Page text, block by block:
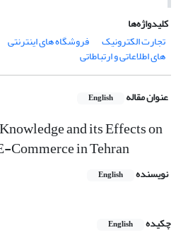
کلیدواژه‌ها
تجارت الکترونیک
فروشگاه های اینترنتی
های اطلاعاتی و ارتباطاتی
عنوان مقاله English
and its Effects on
Commerce in Tehran
نویسنده English
چکیده
English